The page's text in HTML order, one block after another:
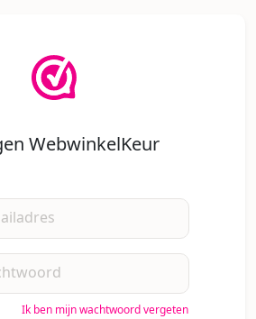
WebwinkelKeur
Ik ben mijn wachtwoord vergeten